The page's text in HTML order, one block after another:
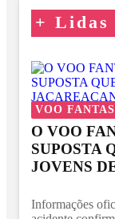
+ Lidas
VOO
O VOO
SUPOSTA
JOVENS
Informações